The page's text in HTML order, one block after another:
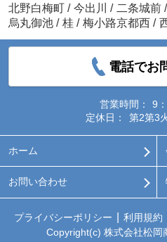
北野白梅町 / 今出川 / 二条城前 /
烏丸御池 / 桂 / 梅小路京都西 /
電話でお
営業時間：
9
定休日：
第2第3
ホーム
お問い合わせ
プライバシーポリシー 利用規約
Copyright(c) 株式会社松岡